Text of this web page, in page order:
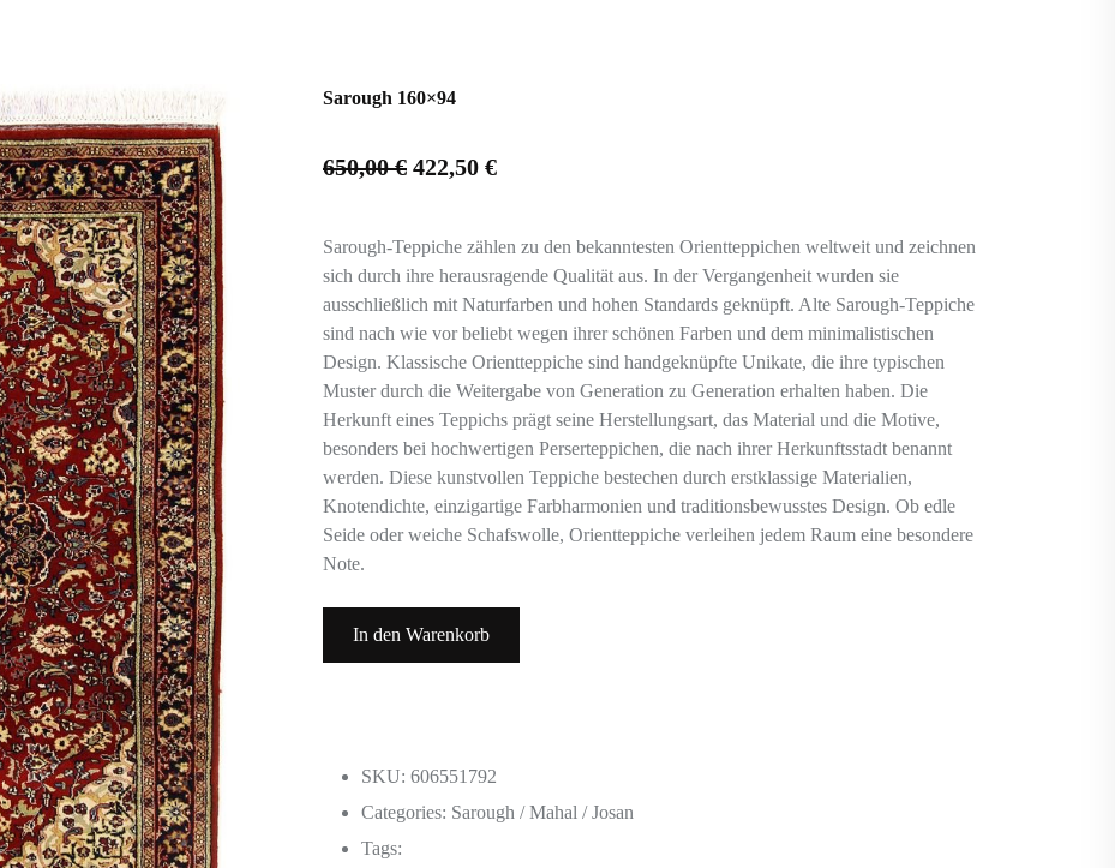
Sarough 160×94
650,00€ 422,50 €
Sarough-Teppiche zählen zu den bekanntesten Orientteppichen weltweit und zeichnen
sich durch ihre herausragende Qualität aus. In der Vergangenheit wurden sie
ausschließlich mit Naturfarben und hohen Standards geknüpft. Alte Sarough-Teppiche
sind nach wie vor beliebt wegen ihrer schönen Farben und dem minimalistischen
Design. Klassische Orientteppiche sind handgeknüpfte Unikate, die ihre typischen
Muster durch die Weitergabe von Generation zu Generation erhalten haben. Die
Herkunft eines Teppichs prägt seine Herstellungsart, das Material und die Motive,
besonders bei hochwertigen Perserteppichen, die nach ihrer Herkunftsstadt benannt
werden. Diese kunstvollen Teppiche bestechen durch erstklassige Materialien,
Knotendichte, einzigartige Farbharmonien und traditionsbewusstes Design. Ob edle
Seide oder weiche Schafswolle, Orientteppiche verleihen jedem Raum eine besondere
Note.
In den Warenkorb
SKU: 606551792
Categories: Sarough / Mahal / Josan
Tags: